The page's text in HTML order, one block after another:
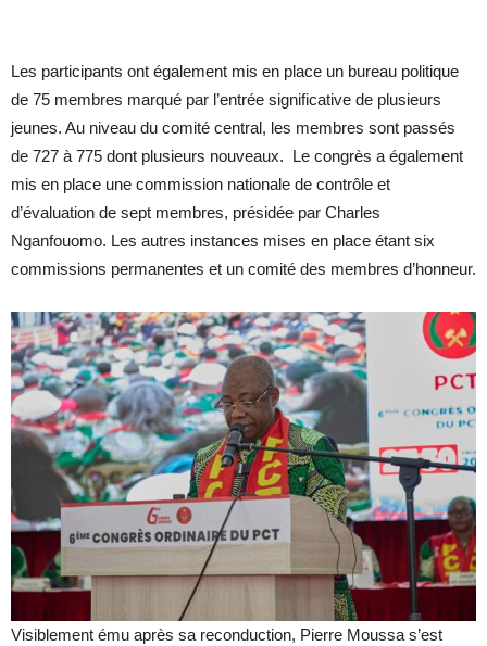
Les participants ont également mis en place un bureau politique
de 75 membres marqué par l’entrée significative de plusieurs
jeunes. Au niveau du comité central, les membres sont passés
de 727 à 775 dont plusieurs nouveaux. Le congrès a également
mis en place une commission nationale de contrôle et
d’évaluation de sept membres, présidée par Charles
Nganfouomo. Les autres instances mises en place étant six
commissions permanentes et un comité des membres d’honneur.
Visiblement ému après sa reconduction, Pierre Moussa s’est